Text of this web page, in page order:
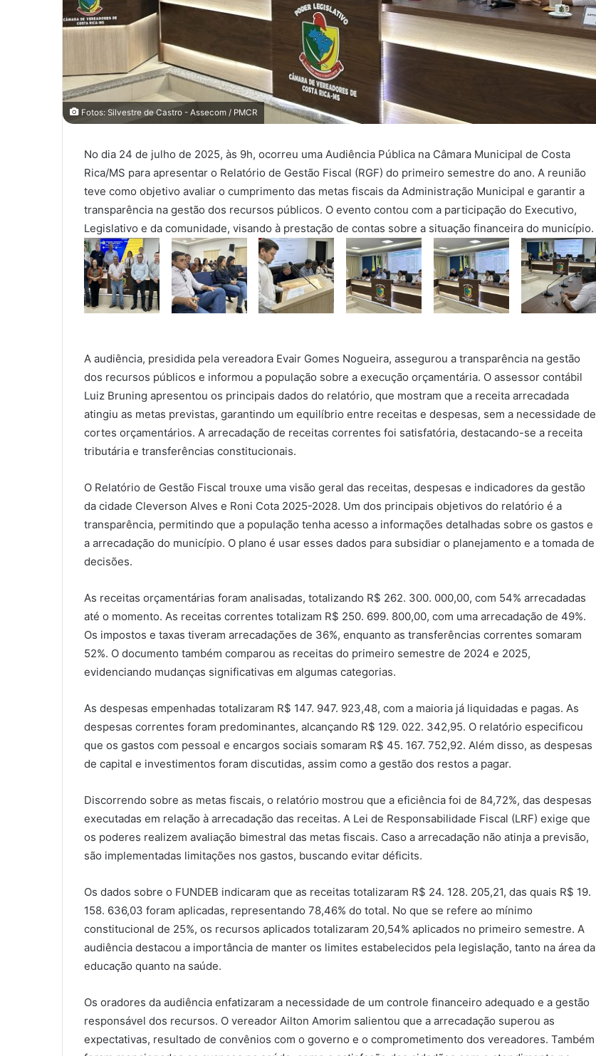
Fotos: Silvestre de Castro - Assecom / PMCR
No dia 24 de julho de 2025, às 9h, ocorreu uma Audiência Pública na Câmara Municipal de Costa
Rica/MS para apresentar o Relatório de Gestão Fiscal (RGF) do primeiro semestre do ano. A reunião
teve como objetivo avaliar o cumprimento das metas fiscais da Administração Municipal e garantir a
transparência na gestão dos recursos públicos. O evento contou com a participação do Executivo,
Legislativo e da comunidade, visando à prestação de contas sobre a situação financeira do município.
A audiência, presidida pela vereadora Evair Gomes Nogueira, assegurou a transparência na gestão
dos recursos públicos e informou a população sobre a execução orçamentária. O assessor contábil
Luiz Bruning apresentou os principais dados do relatório, que mostram que a receita arrecadada
atingiu as metas previstas, garantindo um equilíbrio entre receitas e despesas, sem a necessidade de
cortes orçamentários. A arrecadação de receitas correntes foi satisfatória, destacando-se a receita
tributária e transferências constitucionais.
O Relatório de Gestão Fiscal trouxe uma visão geral das receitas, despesas e indicadores da gestão
da cidade Cleverson Alves e Roni Cota 2025-2028. Um dos principais objetivos do relatório é a
transparência, permitindo que a população tenha acesso a informações detalhadas sobre os gastos e
a arrecadação do município. O plano é usar esses dados para subsidiar o planejamento e a tomada de
decisões.
As receitas orçamentárias foram analisadas, totalizando R$ 262. 300. 000,00, com 54% arrecadadas
até o momento. As receitas correntes totalizam R$ 250. 699. 800,00, com uma arrecadação de 49%.
Os impostos e taxas tiveram arrecadações de 36%, enquanto as transferências correntes somaram
52%. O documento também comparou as receitas do primeiro semestre de 2024 e 2025,
evidenciando mudanças significativas em algumas categorias.
As despesas empenhadas totalizaram R$ 147. 947. 923,48, com a maioria já liquidadas e pagas. As
despesas correntes foram predominantes, alcançando R$ 129. 022. 342,95. O relatório especificou
que os gastos com pessoal e encargos sociais somaram R$ 45. 167. 752,92. Além disso, as despesas
de capital e investimentos foram discutidas, assim como a gestão dos restos a pagar.
Discorrendo sobre as metas fiscais, o relatório mostrou que a eficiência foi de 84,72%, das despesas
executadas em relação à arrecadação das receitas. A Lei de Responsabilidade Fiscal (LRF) exige que
os poderes realizem avaliação bimestral das metas fiscais. Caso a arrecadação não atinja a previsão,
são implementadas limitações nos gastos, buscando evitar déficits.
Os dados sobre o FUNDEB indicaram que as receitas totalizaram R$ 24. 128. 205,21, das quais R$ 19.
158. 636,03 foram aplicadas, representando 78,46% do total. No que se refere ao mínimo
constitucional de 25%, os recursos aplicados totalizaram 20,54% aplicados no primeiro semestre. A
audiência destacou a importância de manter os limites estabelecidos pela legislação, tanto na área da
educação quanto na saúde.
Os oradores da audiência enfatizaram a necessidade de um controle financeiro adequado e a gestão
responsável dos recursos. O vereador Ailton Amorim salientou que a arrecadação superou as
expectativas, resultado de convênios com o governo e o comprometimento dos vereadores. Também